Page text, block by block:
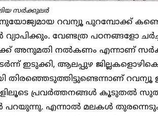
സർക്കുലർ
റവന്യൂ പുറമ്പോക്ക്
വ്യാപിക്കും. വേണ്ടത്ര പഠനങ്ങളോ
അനുമതി നൽകണം എന്നാണ്
ഇടുക്കി, ആലപ്പുഴ ജില്ലകളൊഴികെ
തിരഞ്ഞെടുത്തിട്ടുണ്ടെന്നാണ്
പ്രവർത്തനങ്ങൾ കൂടുതൽ
എന്നാൽ മലകൾ